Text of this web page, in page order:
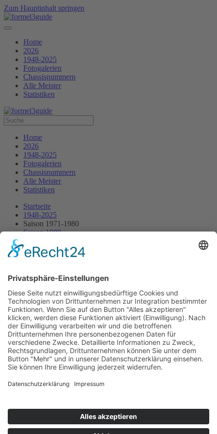
Zum Hauptinhalt springen
Home
2026
1948-2025
Fotogalerien
Chassisnummern
Alle Meister
Statistiken
Home
2026
1948-2025
Fotogalerien
Chassisnummern
Alle Meister
Statistiken
Startseite
1948-2025
Saison 1971-1980
Saison 1980
21.09.1980 - Kalter Wangen
Streckenskizze
Alle Ergebnisse:
Nennungsliste
Ergebnis Rennen
Impressum
Jahrbuch